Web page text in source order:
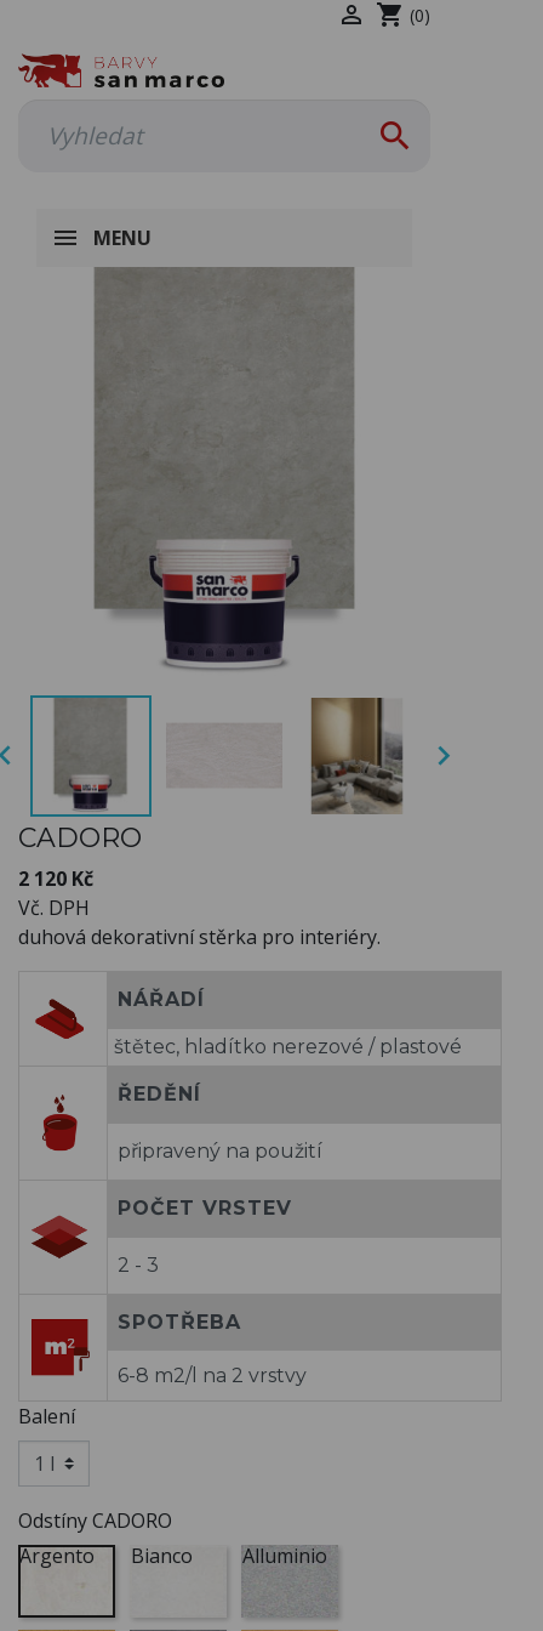
 shopping_cart (0)

MENU

CADORO
2 120 Kč
Vč. DPH
duhová dekorativní stěrka pro interiéry.
NÁŘADÍ
štětec, hladítko nerezové / plastové
ŘEDĚNÍ
připravený na použití
POČET VRSTEV
2 - 3
SPOTŘEBA
6-8 m2/l na 2 vrstvy
Balení
Odstíny CADORO
Argento
Bianco Alluminio